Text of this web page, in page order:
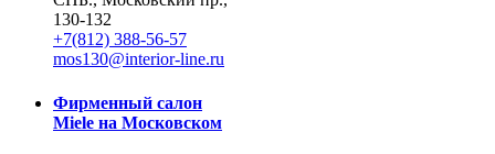
130-132
+7(812) 388-56-57
mos130@interior-line.ru
Фирменный салон
Miele на Московском